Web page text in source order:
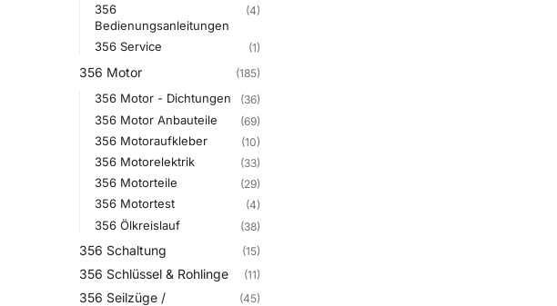
356
Bedienungsanleitungen
(4)
356 Service (1)
356 Motor (185)
356 Motor - Dichtungen (36)
356 Motor Anbauteile (69)
356 Motoraufkleber (10)
356 Motorelektrik (33)
356 Motorteile (29)
356 Motortest (4)
356 Ölkreislauf (38)
356 Schaltung (15)
356 Schlüssel & Rohlinge (11)
356 Seilzüge /
(45)